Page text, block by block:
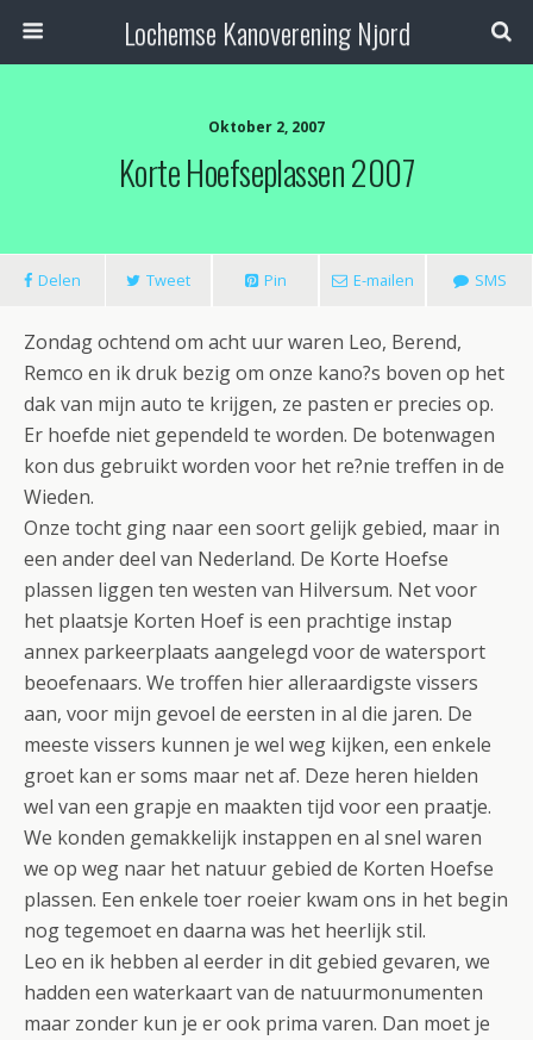
Lochemse Kanoverening Njord
Oktober 2, 2007
Korte Hoefseplassen 2007
Delen Tweet Pin E-mailen SMS
Zondag ochtend om acht uur waren Leo, Berend,
Remco en ik druk bezig om onze kano?s boven op het
dak van mijn auto te krijgen, ze pasten er precies op.
Er hoefde niet gependeld te worden. De botenwagen
kon dus gebruikt worden voor het re?nie treffen in de
Wieden.
Onze tocht ging naar een soort gelijk gebied, maar in
een ander deel van Nederland. De Korte Hoefse
plassen liggen ten westen van Hilversum. Net voor
het plaatsje Korten Hoef is een prachtige instap
annex parkeerplaats aangelegd voor de watersport
beoefenaars. We troffen hier alleraardigste vissers
aan, voor mijn gevoel de eersten in al die jaren. De
meeste vissers kunnen je wel weg kijken, een enkele
groet kan er soms maar net af. Deze heren hielden
wel van een grapje en maakten tijd voor een praatje.
We konden gemakkelijk instappen en al snel waren
we op weg naar het natuur gebied de Korten Hoefse
plassen. Een enkele toer roeier kwam ons in het begin
nog tegemoet en daarna was het heerlijk stil.
Leo en ik hebben al eerder in dit gebied gevaren, we
hadden een waterkaart van de natuurmonumenten
maar zonder kun je er ook prima varen. Dan moet je